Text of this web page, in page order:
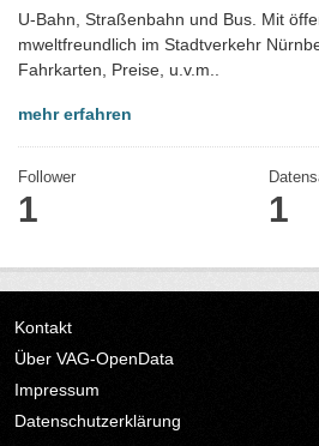
U-Bahn, Straßenbahn und Bus. Mit
mweltfreundlich im Stadtverkehr
Fahrkarten, Preise, u.v.m..
mehr erfahren
Follower
1 1
Kontakt
Über VAG-OpenData
Impressum
Datenschutzerklärung